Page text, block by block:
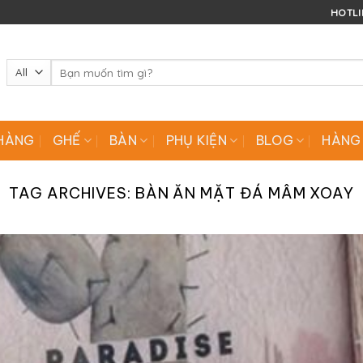
kiếm:
GHẾ BÀN PHỤ KIỆN BLOG
TAG ARCHIVES: BÀN ĂN MẶT ĐÁ MÂM XOAY